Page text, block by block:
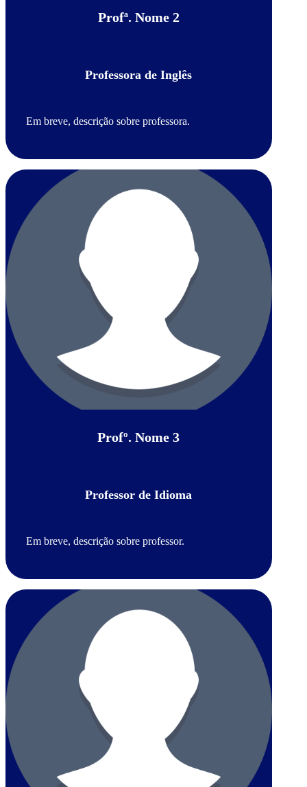
Profª. Nome 2
Professora de Inglês
Em breve, descrição sobre professora.
Profº. Nome 3
Professor de Idioma
Em breve, descrição sobre professor.